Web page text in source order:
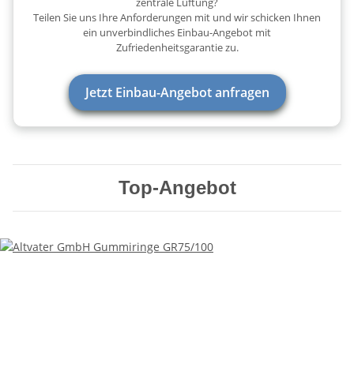
Teilen Sie uns Ihre Anforderungen mit und wir schicken Ihnen
ein unverbindliches Einbau-Angebot mit
Zufriedenheitsgarantie zu.
Jetzt Einbau-Angebot anfragen
Top-Angebot